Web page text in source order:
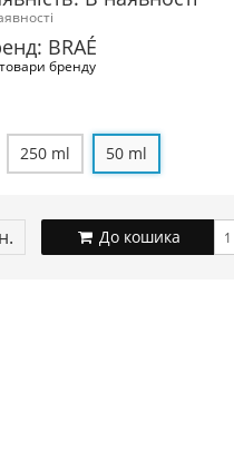
BRAÉ
товари бренду
250 ml 50 ml
До кошика